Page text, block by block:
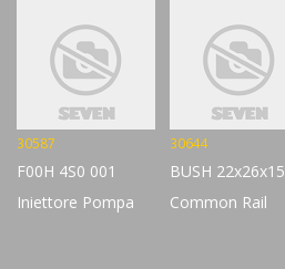
30587
F00H 4S0 001
Iniettore Pompa
30644
BUSH 22x26x15
Common Rail